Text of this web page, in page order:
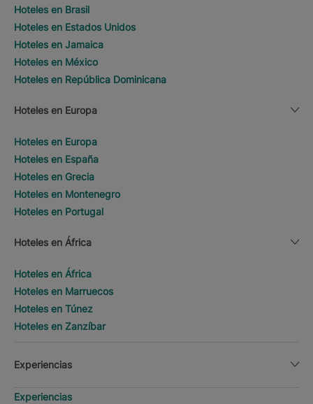
Hoteles en Brasil
Hoteles en Estados Unidos
Hoteles en Jamaica
Hoteles en México
Hoteles en República Dominicana
Hoteles en Europa
Hoteles en Europa
Hoteles en España
Hoteles en Grecia
Hoteles en Montenegro
Hoteles en Portugal
Hoteles en África
Hoteles en África
Hoteles en Marruecos
Hoteles en Túnez
Hoteles en Zanzíbar
Experiencias
Experiencias